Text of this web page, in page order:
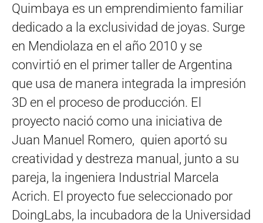
Quimbaya es un emprendimiento familiar
dedicado a la exclusividad de joyas. Surge
en Mendiolaza en el año 2010 y se
convirtió en el primer taller de Argentina
que usa de manera integrada la impresión
3D en el proceso de producción. El
proyecto nació como una iniciativa de
Juan Manuel Romero, quien aportó su
creatividad y destreza manual, junto a su
pareja, la ingeniera Industrial Marcela
Acrich. El proyecto fue seleccionado por
DoingLabs, la incubadora de la Universidad